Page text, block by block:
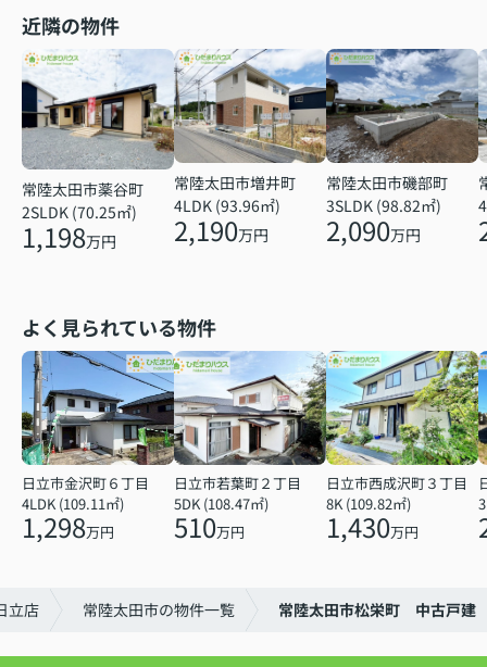
近隣の物件
常陸太田市薬谷町
2SLDK (70.25㎡)
1,198万円
常陸太田市増井町
4LDK (93.96㎡)
2,190万円
常陸太田市磯部町
3SLDK (98.82㎡)
2,090万円
よく見られている物件
日立市金沢町６丁目
4LDK (109.11㎡)
1,298万円
日立市若葉町２丁目
5DK (108.47㎡)
510万円
日立市西成沢町３丁目
8K (109.82㎡)
1,430万円
立店 常陸太田市の物件一覧 常陸太田市松栄町 中古戸建